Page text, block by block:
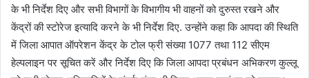
के भी निर्देश दिए और सभी विभागों के विभागीय भी वाहनों को दुरुस्त रखने और
केंद्रों की स्टोरेज इत्यादि करने के भी निर्देश दिए. उन्होंने कहा कि आपदा की स्थिति
में जिला आपात ऑपरेशन केंद्र के टोल फ्री संख्या 1077 तथा 112 सीएम
हेल्पलाइन पर सूचित करें और निर्देश दिए कि जिला आपदा प्रबंधन अभिकरण कुल्लू